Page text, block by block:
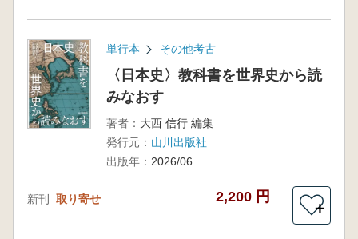
単行本 その他考古
〈日本史〉教科書を世界史から読
みなおす
著者： 大西 信行 編集
発行元： 山川出版社
出版年： 2026/06
新刊 取り寄せ 2,200 円
＋